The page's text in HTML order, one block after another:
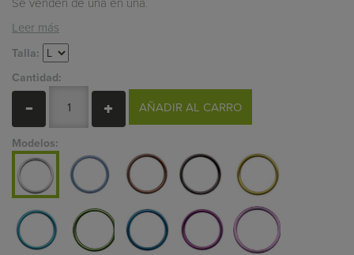
Leer más
Talla:
Cantidad:
AÑADIR AL CARRO
Modelos: